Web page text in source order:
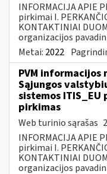
INFORMACIJA APIE
pirkimai I.
KONTAKTINIAI
organizacijos
Metai: 2022
PVM informacijos
Sąjungos
sistemos
pirkimas
Web turinio sąrašas
INFORMACIJA APIE
pirkimai I.
KONTAKTINIAI
organizacijos